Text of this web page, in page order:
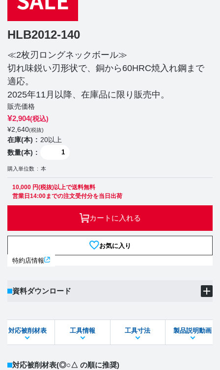
HLB2012-140
≪2枚刃ロングネックボール≫
切れ味鋭い刃形状で、銅から60HRC焼入れ鋼まで
適応。
2025年11月以降、在庫品に限り販売中。
販売価格
¥2,904(税込)
¥2,640(税抜)
在庫(本)
20以上
数量(本)
購入単位数 本
10,000 円(税抜)以上で送料無料
営業日14:00までの注文受付分を当日出荷
カートに入れる
お気に入り
特約店情報
資料ダウンロード
STEPファイル DXFファイル
対応被削材表 工具情報 工具寸法 製品説明動画
対応被削材表(◎○△ の順に推奨)